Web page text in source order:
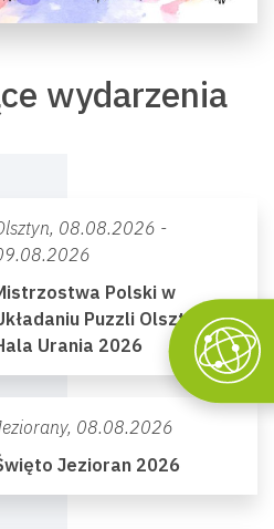
wydarzenia
08.08.2026 -
Polski w
Puzzli Olsztyn
Urania 2026
08.08.2026
Jezioran 2026